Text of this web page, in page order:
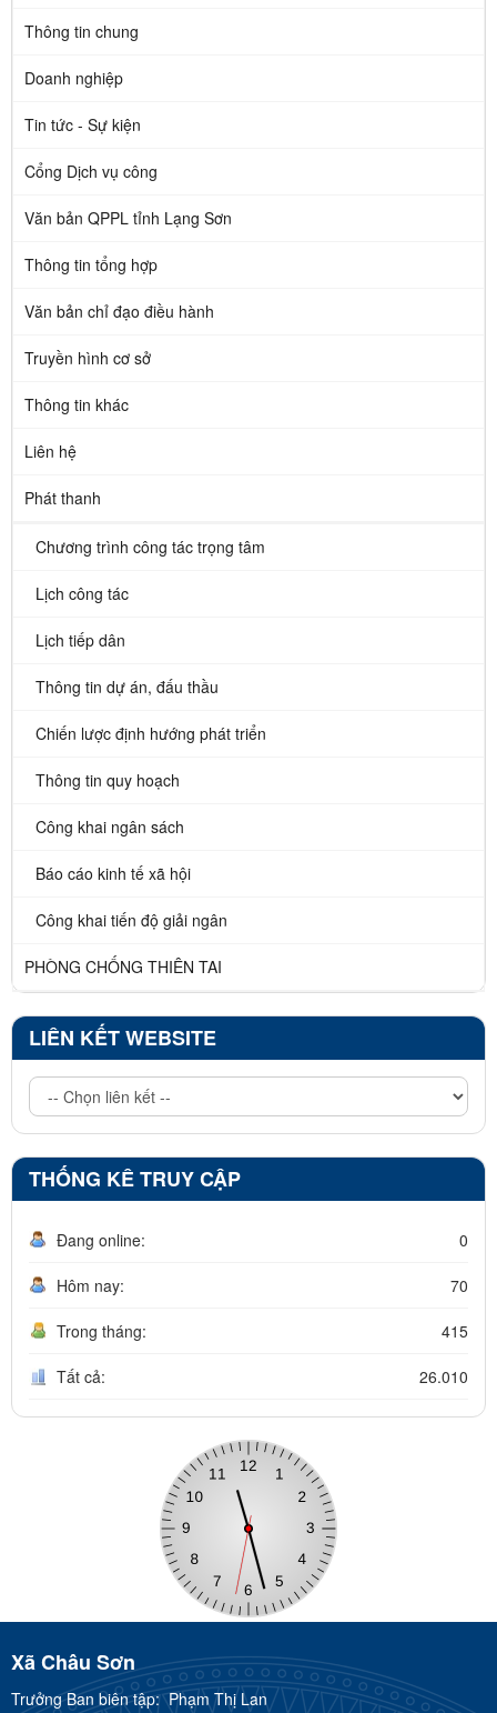
Thông tin chung
Doanh nghiệp
Tin tức - Sự kiện
Cổng Dịch vụ công
Văn bản QPPL tỉnh Lạng Sơn
Thông tin tổng hợp
Văn bản chỉ đạo điều hành
Truyền hình cơ sở
Thông tin khác
Liên hệ
Phát thanh
Chương trình công tác trọng tâm
Lịch công tác
Lịch tiếp dân
Thông tin dự án, đấu thầu
Chiến lược định hướng phát triển
Thông tin quy hoạch
Công khai ngân sách
Báo cáo kinh tế xã hội
Công khai tiến độ giải ngân
PHÒNG CHỐNG THIÊN TAI
LIÊN KẾT WEBSITE
THỐNG KÊ TRUY CẬP
Đang online: 0
Hôm nay: 70
Trong tháng: 415
Tất cả: 26.010
Xã Châu Sơn
Trưởng Ban biên tập:Phạm Thị Lan